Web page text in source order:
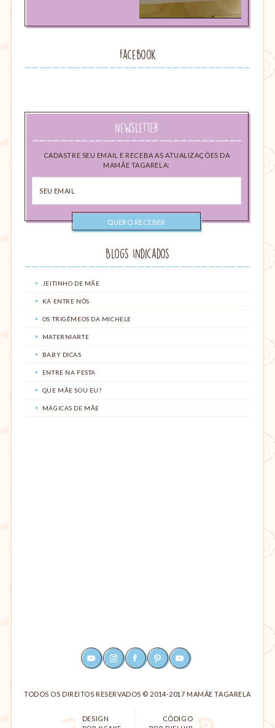
Facebook
Newsletter
CADASTRE SEU EMAIL E RECEBA AS ATUALIZAÇÕES DA
MAMÃE TAGARELA:
email
Blogs Indicados
JEITINHO DE MÃE
KÁ ENTRE NÓS
OS TRIGÊMEOS DA MICHELE
MATERNIARTE
BABY DICAS
ENTRE NA FESTA
QUE MÃE SOU EU?
MÁGICAS DE MÃE
YOUTUBEINSTAGRAMFACEBOOKPINTEREST
TODOS OS DIREITOS RESERVADOS © 2014-2017 MAMÃE TAGARELA
DESIGN
CÓDIGO